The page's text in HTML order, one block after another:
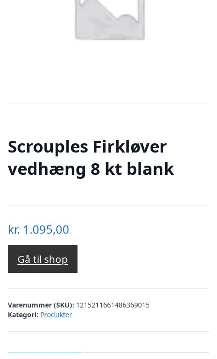
Scrouples Firkløver
vedhæng 8 kt blank
kr. 1.095,00
Gå til shop
Varenummer (SKU): 1215211661486369015
Kategori: Produkter